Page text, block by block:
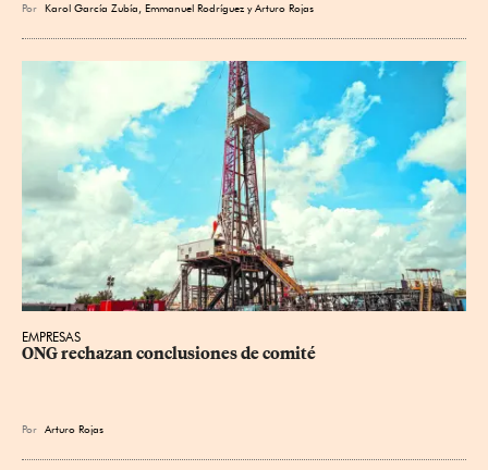
Por Karol García Zubía Emmanuel Rodríguez yArturo Rojas
EMPRESAS
ONG rechazan conclusiones de comité
Por Arturo Rojas